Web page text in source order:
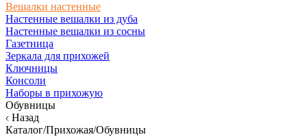
Вешалки настенные
Настенные вешалки из дуба
Настенные вешалки из сосны
Газетница
Зеркала для прихожей
Ключницы
Консоли
Наборы в прихожую
Обувницы
Назад
Каталог/Прихожая/Обувницы